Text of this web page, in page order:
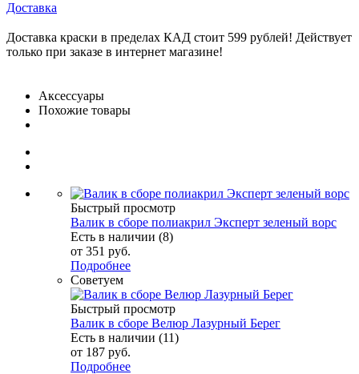
Доставка
Доставка краски в пределах КАД стоит 599 рублей! Действует
только при заказе в интернет магазине!
Аксессуары
Похожие товары
Быстрый просмотр
Валик в сборе полиакрил Эксперт зеленый ворс
Есть в наличии (8)
от 351 руб.
Подробнее
Советуем
Быстрый просмотр
Валик в сборе Велюр Лазурный Берег
Есть в наличии (11)
от 187 руб.
Подробнее